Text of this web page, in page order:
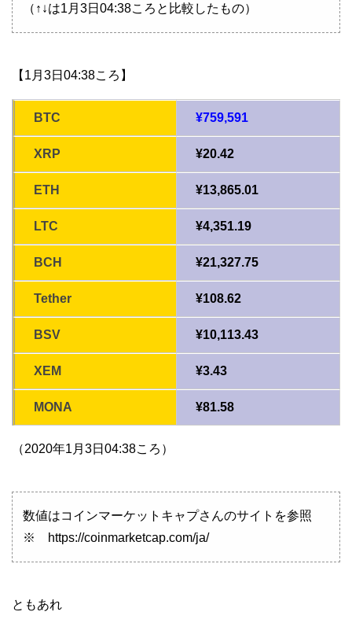
（↑↓は1月3日04:38ころと比較したもの）
【1月3日04:38ころ】
BTC ¥759,591
XRP ¥20.42
ETH ¥13,865.01
LTC ¥4,351.19
BCH ¥21,327.75
Tether ¥108.62
BSV ¥10,113.43
XEM ¥3.43
MONA ¥81.58
（2020年1月3日04:38ころ）
数値はコインマーケットキャプさんのサイトを参照
※ https://coinmarketcap.com/ja/
ともあれ